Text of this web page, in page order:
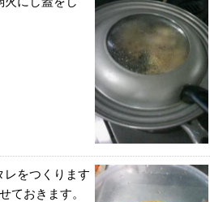
レをつくります
ておきます。